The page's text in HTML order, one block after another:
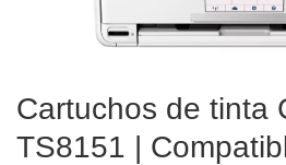
Cartuchos de tinta
TS8151 |